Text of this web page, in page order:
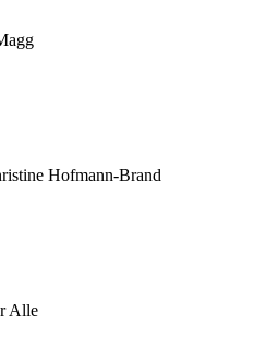
Hofmann-Brand
Alle